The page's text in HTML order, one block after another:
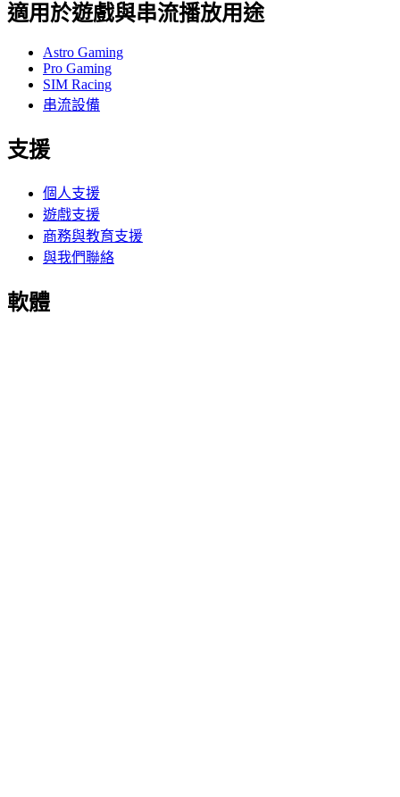
適用於遊戲與串流播放用途
Astro Gaming
Pro Gaming
SIM Racing
串流設備
支援
個人支援
遊戲支援
商務與教育支援
與我們聯絡
軟體